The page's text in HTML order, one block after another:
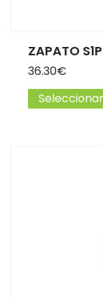
ZAPATO
36.30€